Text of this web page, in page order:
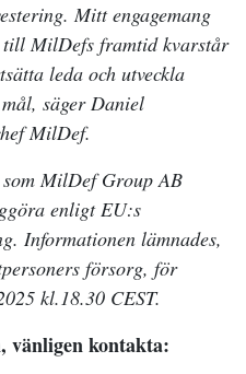
Mitt engagemang
MilDefs framtid kvarstår
leda och utveckla
säger Daniel
MilDef.
MilDef Group AB
enligt EU:s
Informationen lämnades,
försorg, för
025 kl.18.30 CEST.
vänligen kontakta: